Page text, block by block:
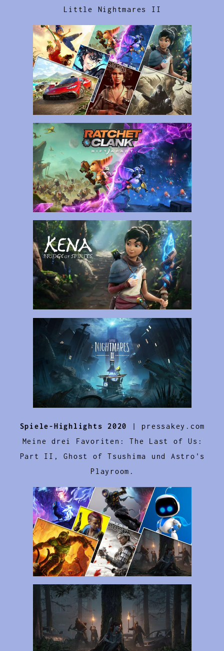
Little Nightmares II
Spiele-Highlights 2020
| pressakey.com
Meine drei Favoriten: The Last of Us:
Part II, Ghost of Tsushima und Astro's
Playroom.